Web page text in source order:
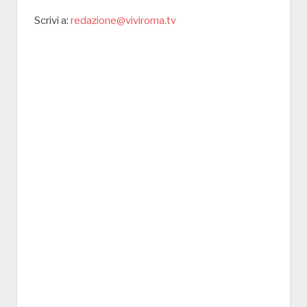
Scrivi a: redazione@viviroma.tv